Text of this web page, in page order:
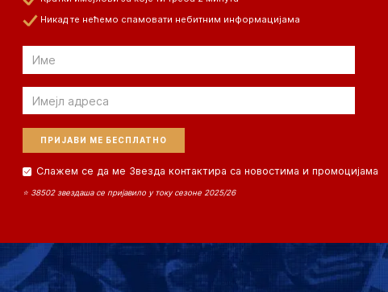
Никад те нећемо спамовати небитним информацијама
Email
Email
Слажем се да ме Звезда контактира са новостима и промоцијама
⭐ 38502 звездаша се пријавило у току сезоне 2025/26